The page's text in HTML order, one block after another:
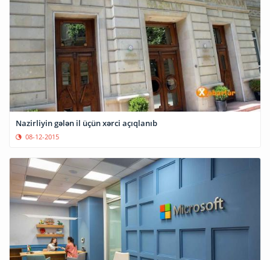
Nazirliyin gələn il üçün xərci açıqlanıb
08-12-2015